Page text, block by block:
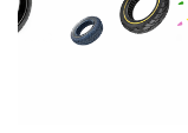
Kit complet